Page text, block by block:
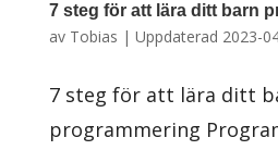
7 steg för att lära ditt barn
av Tobias | Uppdaterad 2023-
7 steg för att lära ditt
programmering